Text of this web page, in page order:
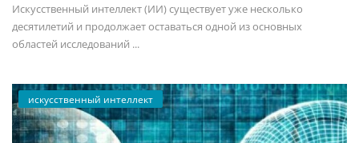
Искусственный интеллект (ИИ) существует уже несколько
десятилетий и продолжает оставаться одной из основных
областей исследований ...
искусственный интеллект